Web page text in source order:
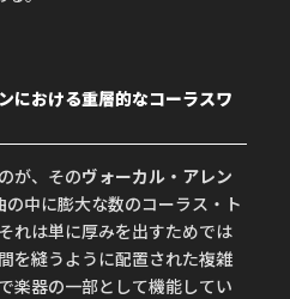
における重層的なコーラスワ
が、そのヴォーカル・アレン
中に膨大な数のコーラス・ト
れは単に厚みを出すためでは
を縫うように配置された複雑
楽器の一部として機能してい